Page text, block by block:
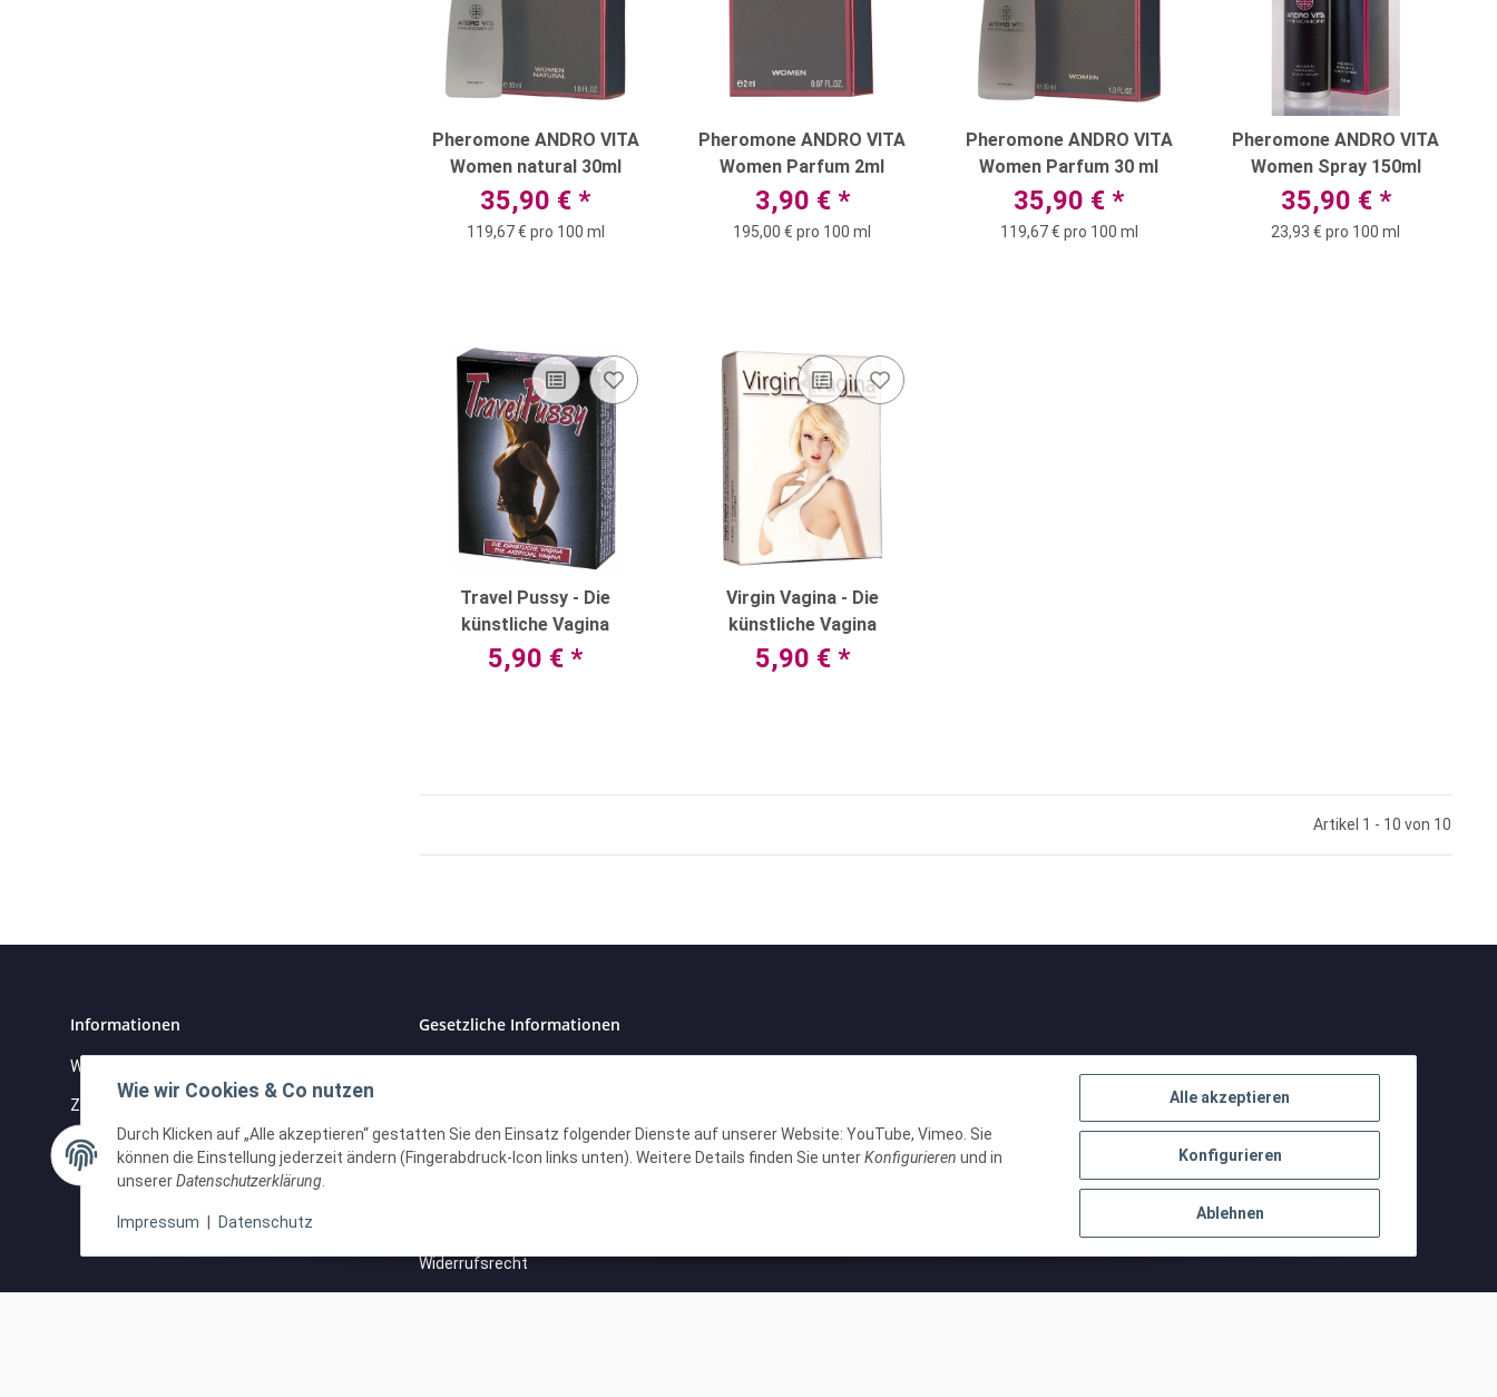
Alle akzeptieren
Konfigurieren
Ablehnen
Wie wir Cookies & Co nutzen
Durch Klicken auf „Alle akzeptieren“ gestatten Sie den Einsatz folgender Dienste auf unserer Website: YouTube, Vimeo. Sie
können die Einstellung jederzeit ändern (Fingerabdruck-Icon links unten). Weitere Details finden Sie unterKonfigurieren und in
unsererDatenschutzerklärung.
Impressum Datenschutz
Pheromone ANDRO VITA
Women natural 30ml
35,90 € *
119,67 € pro 100 ml
Pheromone ANDRO VITA
Women Parfum 2ml
3,90 € *
195,00 € pro 100 ml
Pheromone ANDRO VITA
Women Parfum 30 ml
35,90 € *
119,67 € pro 100 ml
Pheromone ANDRO VITA
Women Spray 150ml
35,90 € *
23,93 € pro 100 ml
Travel Pussy - Die
künstliche Vagina
5,90 € *
Virgin Vagina - Die
künstliche Vagina
5,90 € *
Artikel 1 - 10 von 10
Informationen
Wir über uns
Zahlungsmöglichkeiten
Versandinformationen
Gesetzliche Informationen
Sitemap
Widerrufsrecht